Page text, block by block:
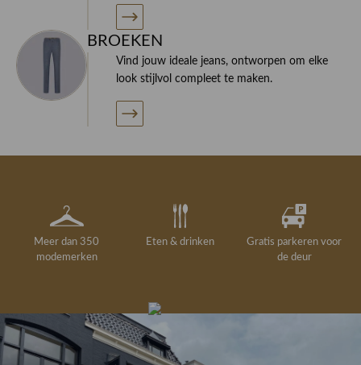
BROEKEN
Vind jouw ideale jeans, ontworpen om elke
look stijlvol compleet te maken.
Meer dan 350
modemerken
Eten & drinken
Gratis parkeren voor
de deur
drankje
Gratis retourneren in
de winkel
Deskundig
kledingadvies